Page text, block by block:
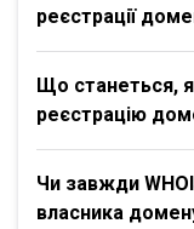
реєстрації
Що станеться,
реєстрацію
Чи завжди
власника